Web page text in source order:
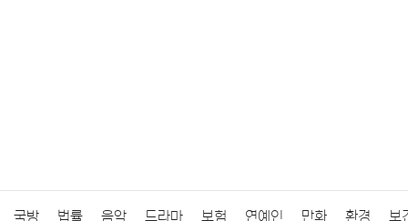
국방 법률 음악 드라마 보험 연예인 만화 환경 보